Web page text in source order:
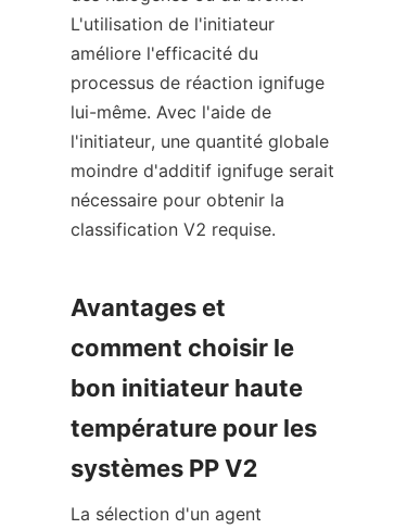
L'utilisation de l'initiateur
améliore l'efficacité du
processus de réaction ignifuge
lui-même. Avec l'aide de
l'initiateur, une quantité globale
moindre d'additif ignifuge serait
nécessaire pour obtenir la
classification V2 requise.
Avantages et
comment choisir le
bon initiateur haute
température pour les
systèmes PP V2
La sélection d'un agent